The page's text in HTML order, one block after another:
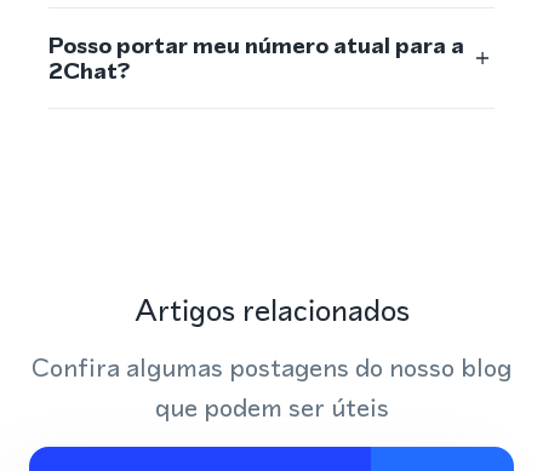
Posso portar meu número atual para a
2Chat?
Artigos relacionados
Confira algumas postagens do nosso blog
que podem ser úteis